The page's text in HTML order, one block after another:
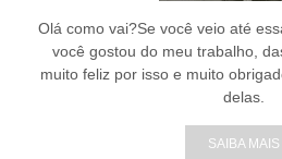
Olá como vai?Se você veio até
você gostou do meu trabalho,
muito feliz por isso e muito
delas.
SAIBA MAIS